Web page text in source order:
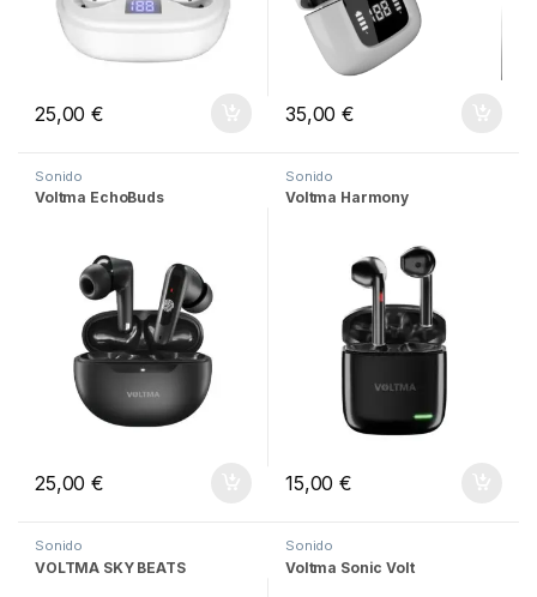
25,00€ 35,00€
Sonido
Voltma EchoBuds
25,00€
Sonido
Voltma Harmony
15,00€
Sonido
VOLTMA SKY BEATS
Sonido
Voltma Sonic Volt